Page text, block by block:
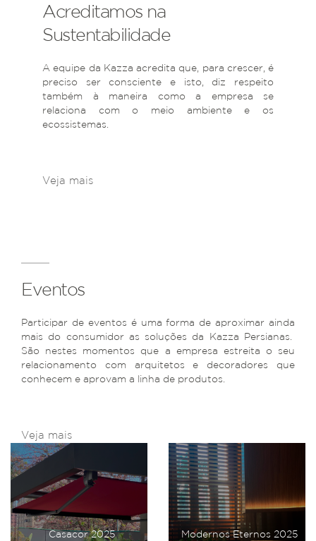
Acreditamos na
Sustentabilidade
A equipe da Kazza acredita que, para crescer, é
preciso ser consciente e isto, diz respeito
também à maneira como a empresa se
relaciona com o meio ambiente e os
ecossistemas.
Veja mais
Eventos
Participar de eventos é uma forma de aproximar ainda
mais do consumidor as soluções da Kazza Persianas.
São nestes momentos que a empresa estreita o seu
relacionamento com arquitetos e decoradores que
conhecem e aprovam a linha de produtos.
Veja mais
Casacor 2025 Modernos Eternos 2025